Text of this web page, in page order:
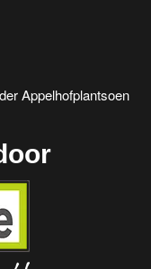
Appelhofplantsoen